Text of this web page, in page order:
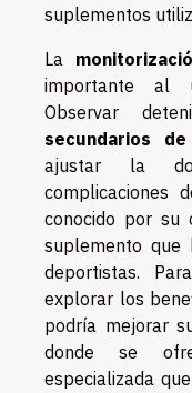
suplementos
La
importante al
Observar
secundarios
ajustar la
complicaciones
conocido por su
suplemento que
deportistas.
explorar los
podría mejorar
donde se
especializada